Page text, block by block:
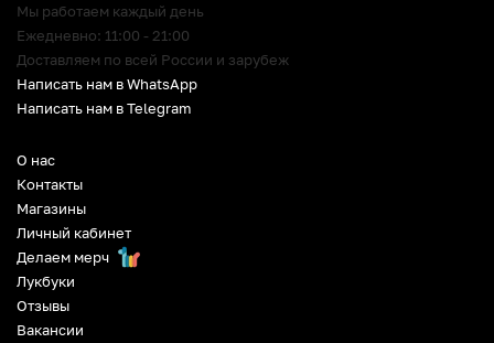
О нас
Контакты
Магазины
Личный кабинет
Делаем мерч
Лукбуки
Отзывы
Вакансии
Мы работаем каждый день
Ежедневно: 11:00 - 21:00
Доставляем по всей России и зарубеж
Написать нам в WhatsApp
Написать нам в Telegram